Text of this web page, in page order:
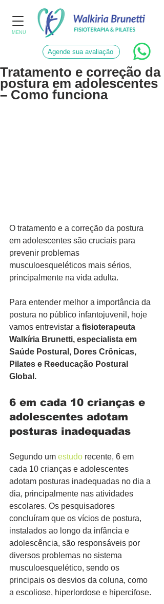
MENU
Agende sua avaliação
Tratamento e correção da
postura em adolescentes
– Como funciona
O tratamento e a correção da postura
em adolescentes são cruciais para
prevenir problemas
musculoesqueléticos mais sérios,
principalmente na vida adulta.
Para entender melhor a importância da
postura no público infantojuvenil, hoje
vamos entrevistar a fisioterapeuta
Walkíria Brunetti, especialista em
Saúde Postural, Dores Crônicas,
Pilates e Reeducação Postural
Global.
6 em cada 10 crianças e
adolescentes adotam
posturas inadequadas
Segundo um estudo recente, 6 em
cada 10 crianças e adolescentes
adotam posturas inadequadas no dia a
dia, principalmente nas atividades
escolares. Os pesquisadores
concluíram que os vícios de postura,
instalados ao longo da infância e
adolescência, são responsáveis por
diversos problemas no sistema
musculoesquelético, sendo os
principais os desvios da coluna, como
a escoliose, hiperlordose e hipercifose.